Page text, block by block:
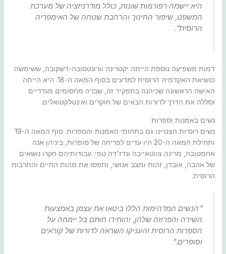
היא יישמה רפורמות שונות, כולל מודרניזציה של מערכת
המשפט, שיפור החינוך והרחבת שטחה של האימפריה
הרוסית".
דמות משפיעה נוספת הייתה יקטרינה וורונטסובה-דשקובה, ששימשה
כנשיאת האקדמיה הרוסית למדעים בסוף המאה ה-18. היא הייתה
האישה הראשונה שכיהנה בתפקיד זה, שברה מחסומים מגדריים
וסללה את הדרך לדורות הבאים של חוקרים ואינטלקטואלים.
נשים באמנות וספרות
נשים רוסיות הצטיינו גם בתחומי האמנות והספרות. סוף המאה ה-19
ותחילת המאה ה-20 היו עדים לפריחה של סופרות, ביניהן אנה
אחמטובה, מרינה צווטאייבה ונדז'דה טפי. עבודותיהם חקרו נושאים
של אהבה, אובדן, זהות ומצב אנושי, ותפסו את מהות החיים והתרבות
הרוסית.
"הנשים המדהימות הללו ביטאו את עצמן באמצעות
השירה והפרוזה שלהן, והותירו חותם בל יימחה על
הספרות הרוסית והעניקו השראה לדורות של קוראים
וסופרים."